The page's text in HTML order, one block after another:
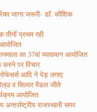
जाना जरूरी- डॉ. कौशिक
तीनों प्रथम रही
का 37वां व्याख्यान आयोजित
करने पर विचार
आदि ने पेड़ लगाए
व सिल्वर मैडल जीते
आयोजित
राजस्थानी समर